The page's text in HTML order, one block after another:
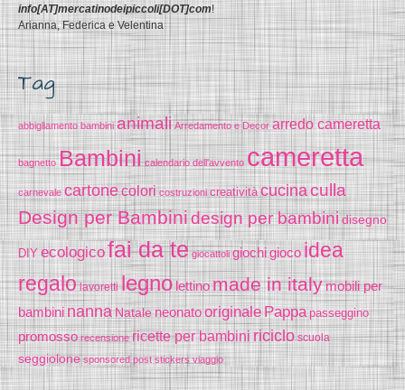
info[AT]mercatinodeipiccoli[DOT]com!
Arianna, Federica e Velentina
Tag
abbigliamento bambini animali Arredamento e Decor arredo cameretta
bagnetto Bambini calendario dell'avvento cameretta
carnevale cartonecolori costruzioni creatività cucinaculla
Design per Bambinidesign per bambinidisegno
DIY ecologicofai da te giocattoli giochigioco idea
regalo lavoretti legno lettinomade in italymobili per
bambininanna Nataleneonatooriginale Pappa passeggino
promosso recensione ricette per bambini riciclo scuola
seggiolone sponsored post stickers viaggio